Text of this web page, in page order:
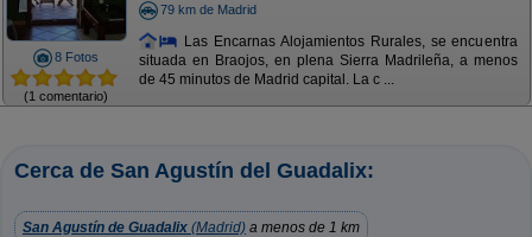
8 Fotos
(1 comentario)
79 km de Madrid
Las Encarnas Alojamientos Rurales, se encuentra
situada en Braojos, en plena Sierra Madrileña, a menos
de 45 minutos de Madrid capital. La c ...
Cerca de San Agustín del Guadalix:
San Agustín de Guadalix (Madrid) a menos de 1 km